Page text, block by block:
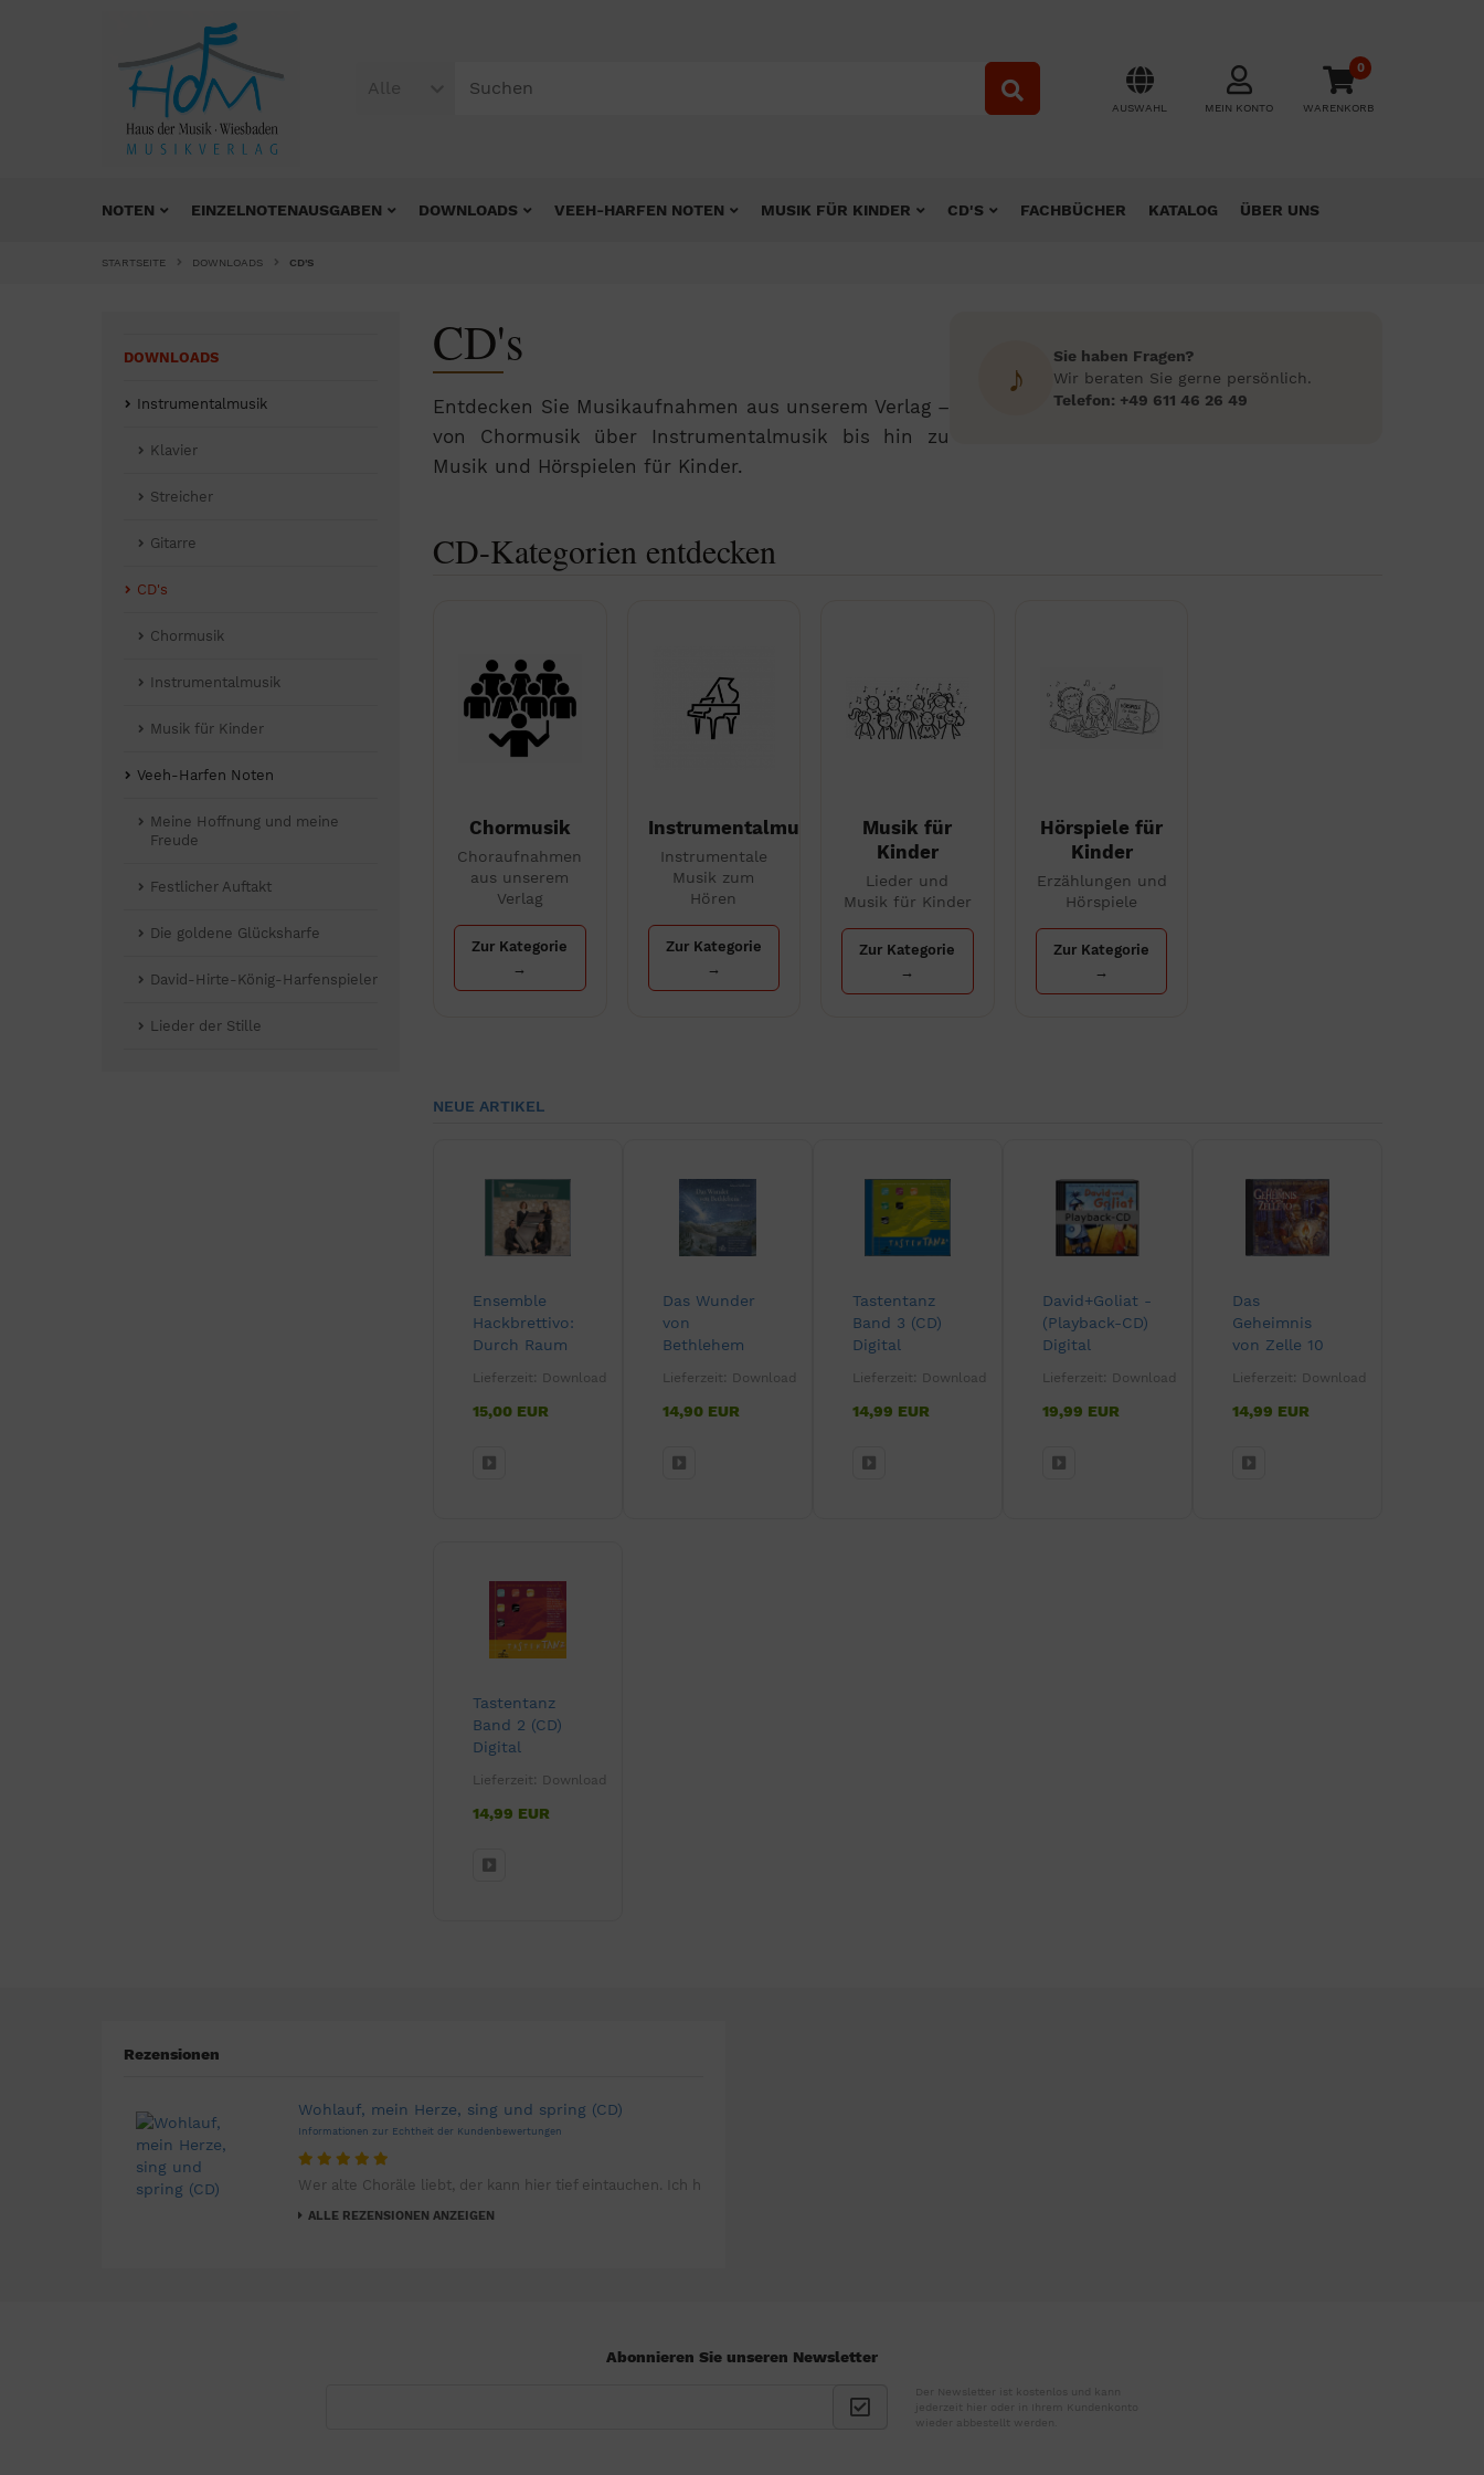
Alle
AUSWAHL MEIN KONTO
0
WARENKORB
NOTEN EINZELNOTENAUSGABEN DOWNLOADS VEEH-HARFEN NOTEN MUSIK FÜR KINDER CD'S FACHBÜCHER KATALOG ÜBER UNS
STARTSEITE DOWNLOADS CD'S
CD's
Entdecken Sie Musikaufnahmen aus unserem Verlag –
von Chormusik über Instrumentalmusik bis hin zu
Musik und Hörspielen für Kinder.
♪
Sie haben Fragen?
Wir beraten Sie gerne persönlich.
Telefon: +49 611 46 26 49
CD-Kategorien entdecken
Chormusik
Choraufnahmen
aus unserem
Verlag
Zur Kategorie
→
Instrumentalmusik
Instrumentale
Musik zum
Hören
Zur Kategorie
→
Musik für
Kinder
Lieder und
Musik für Kinder
Zur Kategorie
→
Hörspiele für
Kinder
Erzählungen und
Hörspiele
Zur Kategorie
→
NEUE ARTIKEL
Ensemble
Hackbrettivo:
Durch Raum
Lieferzeit: Download
15,00 EUR
Das Wunder
von
Bethlehem
Lieferzeit: Download
14,90 EUR
Tastentanz
Band 3 (CD)
Digital
Lieferzeit: Download
14,99 EUR
David+Goliat -
(Playback-CD)
Digital
Lieferzeit: Download
19,99 EUR
Das
Geheimnis
von Zelle 10
Lieferzeit: Download
14,99 EUR
Tastentanz
Band 2 (CD)
Digital
Lieferzeit: Download
14,99 EUR
DOWNLOADS
Instrumentalmusik
Klavier
Streicher
Gitarre
CD's
Chormusik
Instrumentalmusik
Musik für Kinder
Veeh-Harfen Noten
Meine Hoffnung und meine
Freude
Festlicher Auftakt
Die goldene Glücksharfe
David-Hirte-König-Harfenspieler
Lieder der Stille
Rezensionen
Wohlauf, mein Herze, sing und spring (CD)
Informationen zur Echtheit der Kundenbewertungen
Wer alte Choräle liebt, der kann hier tief eintauchen. Ich h
ALLE REZENSIONEN ANZEIGEN
Abonnieren Sie unseren Newsletter
Der Newsletter ist kostenlos und kann
jederzeit hier oder in Ihrem Kundenkonto
wieder abbestellt werden.